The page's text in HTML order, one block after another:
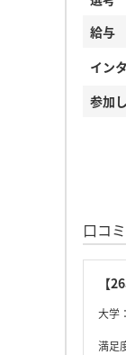
給与
イン
参加
口コ
【
大学
満足